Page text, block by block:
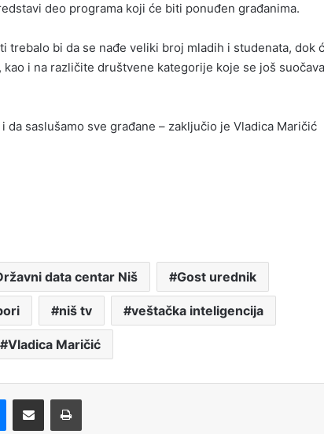
deo programa koji će biti ponuđen građanima.
trebalo bi da se nađe veliki broj mladih i studenata, dok
i na različite društvene kategorije koje se još
da saslušamo sve građane – zaključio je Vladica Maričić
data centar Niš Gost urednik
niš tv veštačka inteligencija
Vladica Maričić